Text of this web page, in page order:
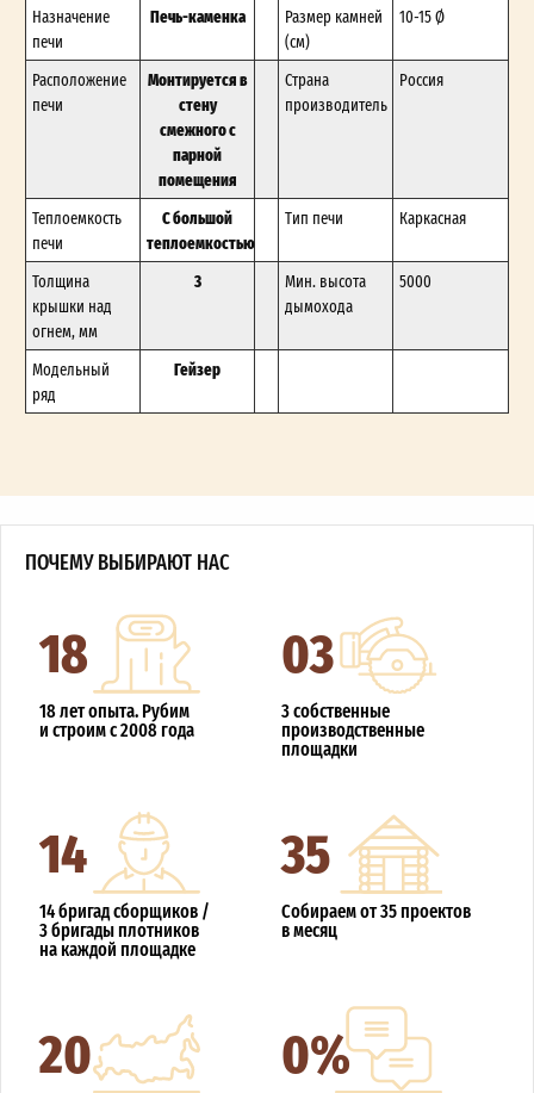
Назначение
печи
Печь-каменка
Размер камней
(см)
10-15 Ø
Расположение
печи
Монтируется в
стену
смежного с
парной
помещения
Страна
производитель
Россия
Теплоемкость
печи
С большой
теплоемкостью
Тип печи Каркасная
Толщина
крышки над
огнем, мм
3
Мин. высота
дымохода
5000
Модельный
ряд
Гейзер
ПОЧЕМУ ВЫБИРАЮТ НАС
18
18 лет опыта. Рубим
и строим с 2008 года
03
3 собственные
производственные
площадки
14
14 бригад сборщиков /
3 бригады плотников
на каждой площадке
35
Собираем от 35 проектов
в месяц
20 0%